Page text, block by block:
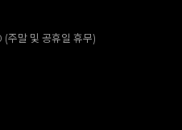
주말 및 공휴일 휴무)